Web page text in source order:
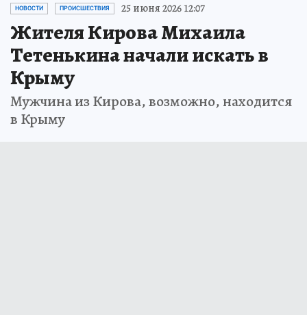
НОВОСТИ ПРОИСШЕСТВИЯ 25 июня 2026 12:07
Жителя Кирова Михаила
Тетенькина начали искать в
Крыму
Мужчина из Кирова, возможно, находится
в Крыму